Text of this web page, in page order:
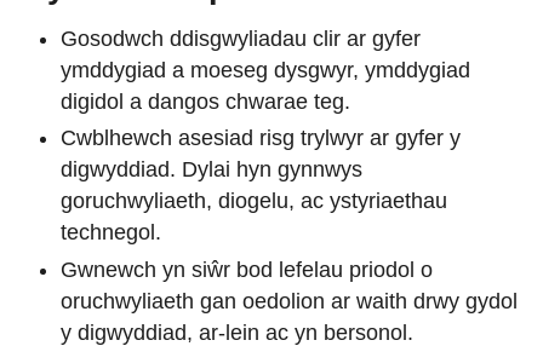
Gosodwch ddisgwyliadau clir ar gyfer
ymddygiad a moeseg dysgwyr, ymddygiad
digidol a dangos chwarae teg.
Cwblhewch asesiad risg trylwyr ar gyfer y
digwyddiad. Dylai hyn gynnwys
goruchwyliaeth, diogelu, ac ystyriaethau
technegol.
Gwnewch yn siŵr bod lefelau priodol o
oruchwyliaeth gan oedolion ar waith drwy gydol
y digwyddiad, ar-lein ac yn bersonol.